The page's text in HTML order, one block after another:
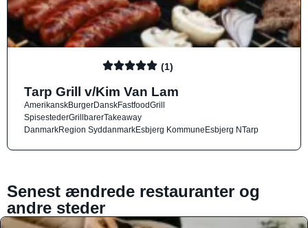
(1)
Tarp Grill v/Kim Van Lam
AmerikanskBurgerDanskFastfoodGrill
SpisestederGrillbarerTakeaway
DanmarkRegion SyddanmarkEsbjerg KommuneEsbjerg NTarp
Senest ændrede restauranter og
andre steder